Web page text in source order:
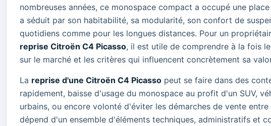
nombreuses années, ce monospace compact a occupé une
a séduit par son habitabilité, sa modularité, son confort de
quotidiens comme pour les longues distances. Pour un
reprise Citroën C4 Picasso, il est utile de comprendre à la fois
sur le marché et les critères qui influencent concrètement sa
La reprise d'une Citroën C4 Picasso peut se faire dans des
rapidement, baisse d'usage du monospace au profit d'un SUV,
urbains, ou encore volonté d'éviter les démarches de vente
dépend d'un ensemble d'éléments techniques, administratifs et